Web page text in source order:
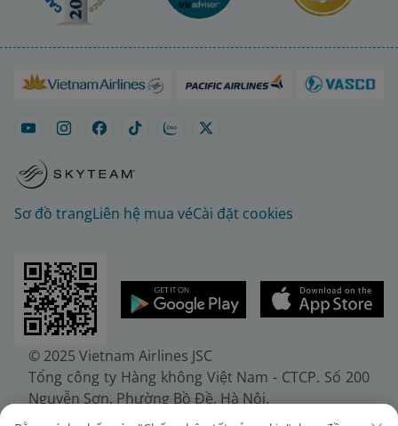
Sơ đồ trangLiên hệ mua véCài đặt cookies
© 2025 Vietnam Airlines JSC
Tổng công ty Hàng không Việt Nam - CTCP. Số 200
Nguyễn Sơn, Phường Bồ Đề, Hà Nội.
Điện thoại: (+84-24) 38272289. Fax: (+84-24)